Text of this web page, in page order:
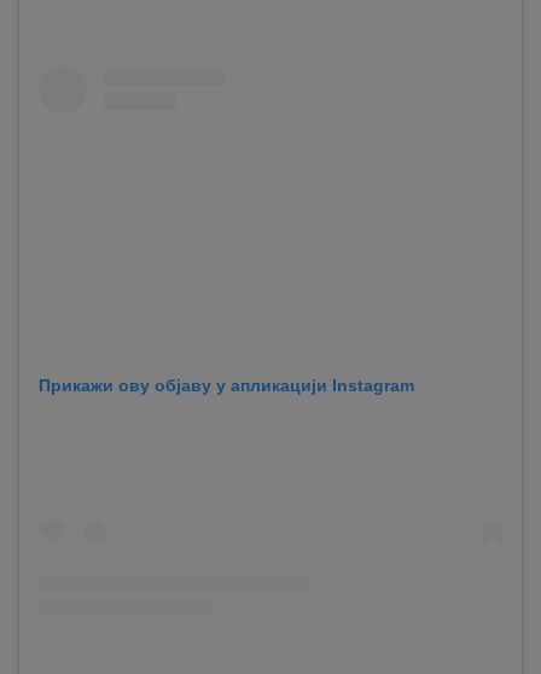
Прикажи ову објаву у апликацији Instagram